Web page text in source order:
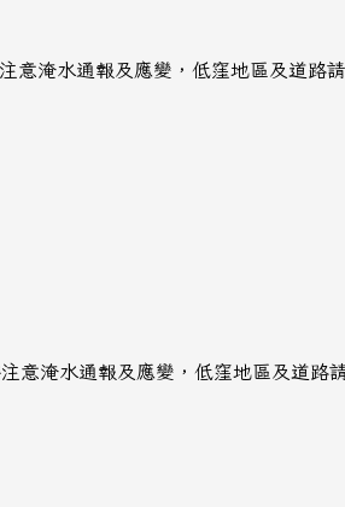
意淹水通報及應變，低窪地區及道路請
意淹水通報及應變，低窪地區及道路